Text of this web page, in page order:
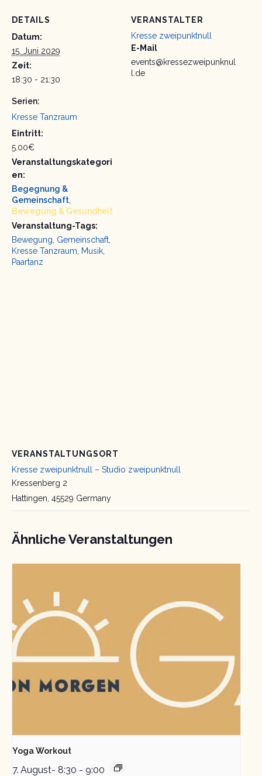
DETAILS
Datum:
15. Juni 2029
Zeit:
18:30 - 21:30
Serien:
Kresse Tanzraum
Eintritt:
5.00€
Veranstaltungskategori
en:
Begegnung &
Gemeinschaft,
Bewegung & Gesundheit
Veranstaltung-Tags:
Bewegung, Gemeinschaft,
Kresse Tanzraum, Musik,
Paartanz
VERANSTALTER
Kresse zweipunktnull
E-Mail
events@kressezweipunknul
l.de
VERANSTALTUNGSORT
Kresse zweipunktnull – Studio zweipunktnull
Kressenberg 2
Hattingen, 45529 Germany
Ähnliche Veranstaltungen
Yoga Workout
7. August- 8:30 - 9:00